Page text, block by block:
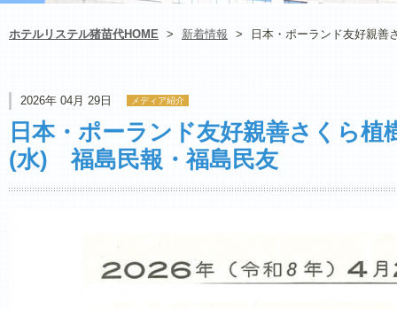
ホテルリステル猪苗代HOME > 新着情報 > 日本・ポーランド友好親
2026年 04月 29日 メディア紹介
日本・ポーランド友好親善さくら
(水) 福島民報・福島民友